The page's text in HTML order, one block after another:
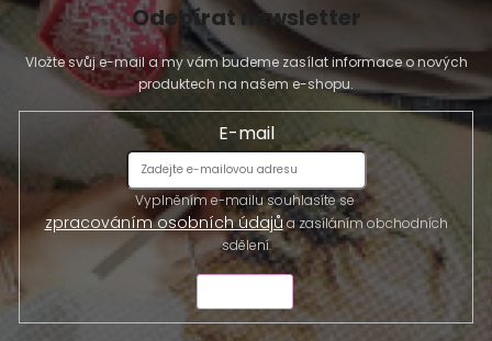
Odebírat newsletter
Vložte svůj e-mail a my vám budeme zasílat informace o nových
produktech na našem e-shopu.
E-mail
Vyplněním e-mailu souhlasíte se
zpracováním osobních údajůa zasíláním obchodních
sdělení.